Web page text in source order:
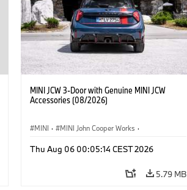
MINI JCW 3-Door with Genuine MINI JCW
Accessories (08/2026)
MINI · MINI John Cooper Works ·
Optional Extras, Accessories
Thu Aug 06 00:05:14 CEST 2026
5.79 MB